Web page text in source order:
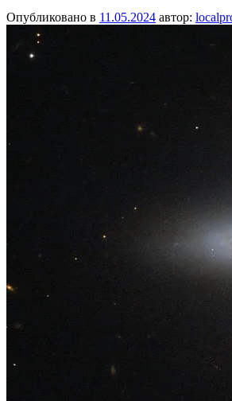
Опубликовано в 11.05.2024 автор: